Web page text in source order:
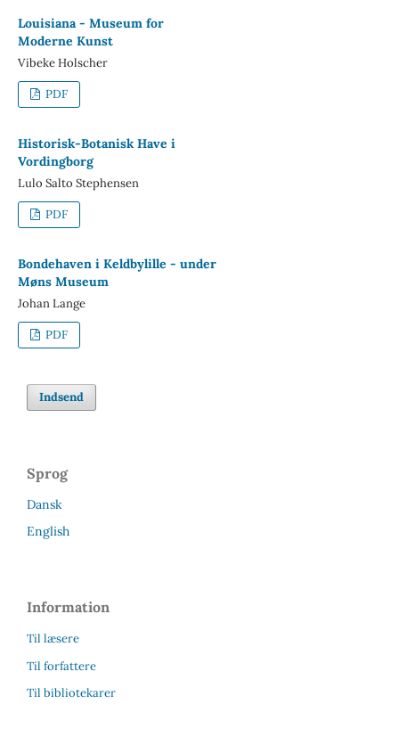
Louisiana - Museum for
Moderne Kunst
Vibeke Holscher
PDF
Historisk-Botanisk Have i
Vordingborg
Lulo Salto Stephensen
PDF
Bondehaven i Keldbylille - under
Møns Museum
Johan Lange
PDF
Indsend
Sprog
Dansk
English
Information
Til læsere
Til forfattere
Til bibliotekarer